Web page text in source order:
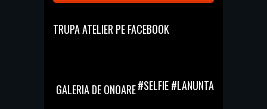
TRUPA ATELIER PE FACEBOOK
GALERIA DE ONOARE#SELFIE #LANUNTA